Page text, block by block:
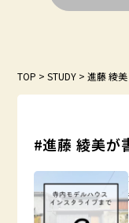
TOP >STUDY >進藤 綾美
#進藤 綾美が